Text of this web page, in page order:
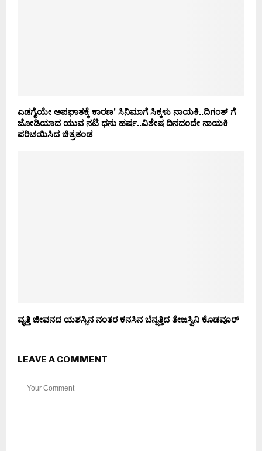
ಎಡಗೈಯೇ ಅಪಘಾತಕ್ಕೆ ಕಾರಣ’ ಸಿನಿಮಾಗೆ ಸಿಕ್ಕಳು ನಾಯಕಿ..ದಿಗಂತ್ ಗೆ
ಜೋಡಿಯಾದ ಯುವ ನಟಿ ಧನು ಹರ್ಷ..ವಿಶೇಷ ದಿನದಂದೇ ನಾಯಕಿ
ಪರಿಚಯಿಸಿದ ಚಿತ್ರತಂಡ
ವೃತ್ತಿ ಜೀವನದ ಯಶಸ್ಸಿನ ನಂತರ ಕನಸಿನ ಬೆನ್ನತ್ತಿದ ತೇಜಸ್ವಿನಿ ಕೊಡವೂರ್
LEAVE A COMMENT